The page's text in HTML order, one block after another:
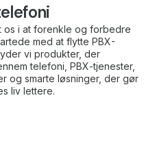
os i at forenkle og forbedre
med at flytte PBX-
vi produkter, der
telefoni, PBX-tjenester,
og smarte løsninger, der gør
liv lettere.